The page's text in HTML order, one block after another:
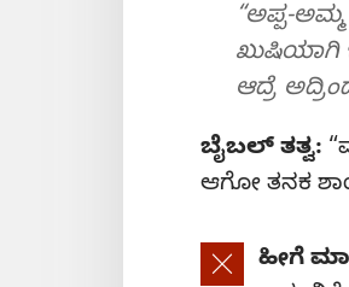
“ಅಪ್ಪ-
ಖುಷಿಯಾಗಿ
ಆದ್ರೆ
ಬೈಬಲ್‌ ತತ್ವ:
ಆಗೋ ತನಕ
ಹೀಗೆ